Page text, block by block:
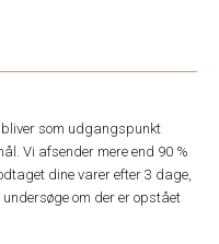
som udgangspunkt
Vi afsender mere end 90 %
dine varer efter 3 dage,
om der er opstået